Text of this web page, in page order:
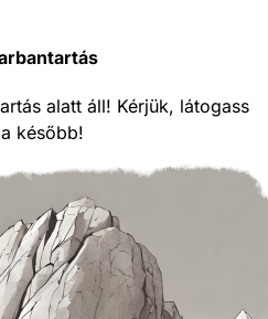
alatt áll! Kérjük, látogass
később!